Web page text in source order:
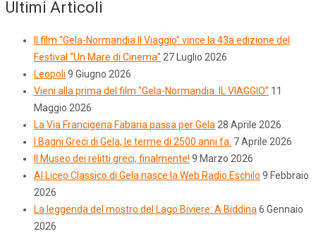
Ultimi Articoli
Il film “Gela-Normandia.Il Viaggio” vince la 43a edizione del
Festival “Un Mare di Cinema” 27 Luglio 2026
Leopoli 9 Giugno 2026
Vieni alla prima del film “Gela-Normandia. IL VIAGGIO” 11
Maggio 2026
La Via Francigena Fabaria passa per Gela 28 Aprile 2026
I Bagni Greci di Gela, le terme di 2500 anni fa. 7 Aprile 2026
Il Museo dei relitti greci, finalmente! 9 Marzo 2026
Al Liceo Classico di Gela nasce la Web Radio Eschilo 9 Febbraio
2026
La leggenda del mostro del Lago Biviere: A Biddina 6 Gennaio
2026